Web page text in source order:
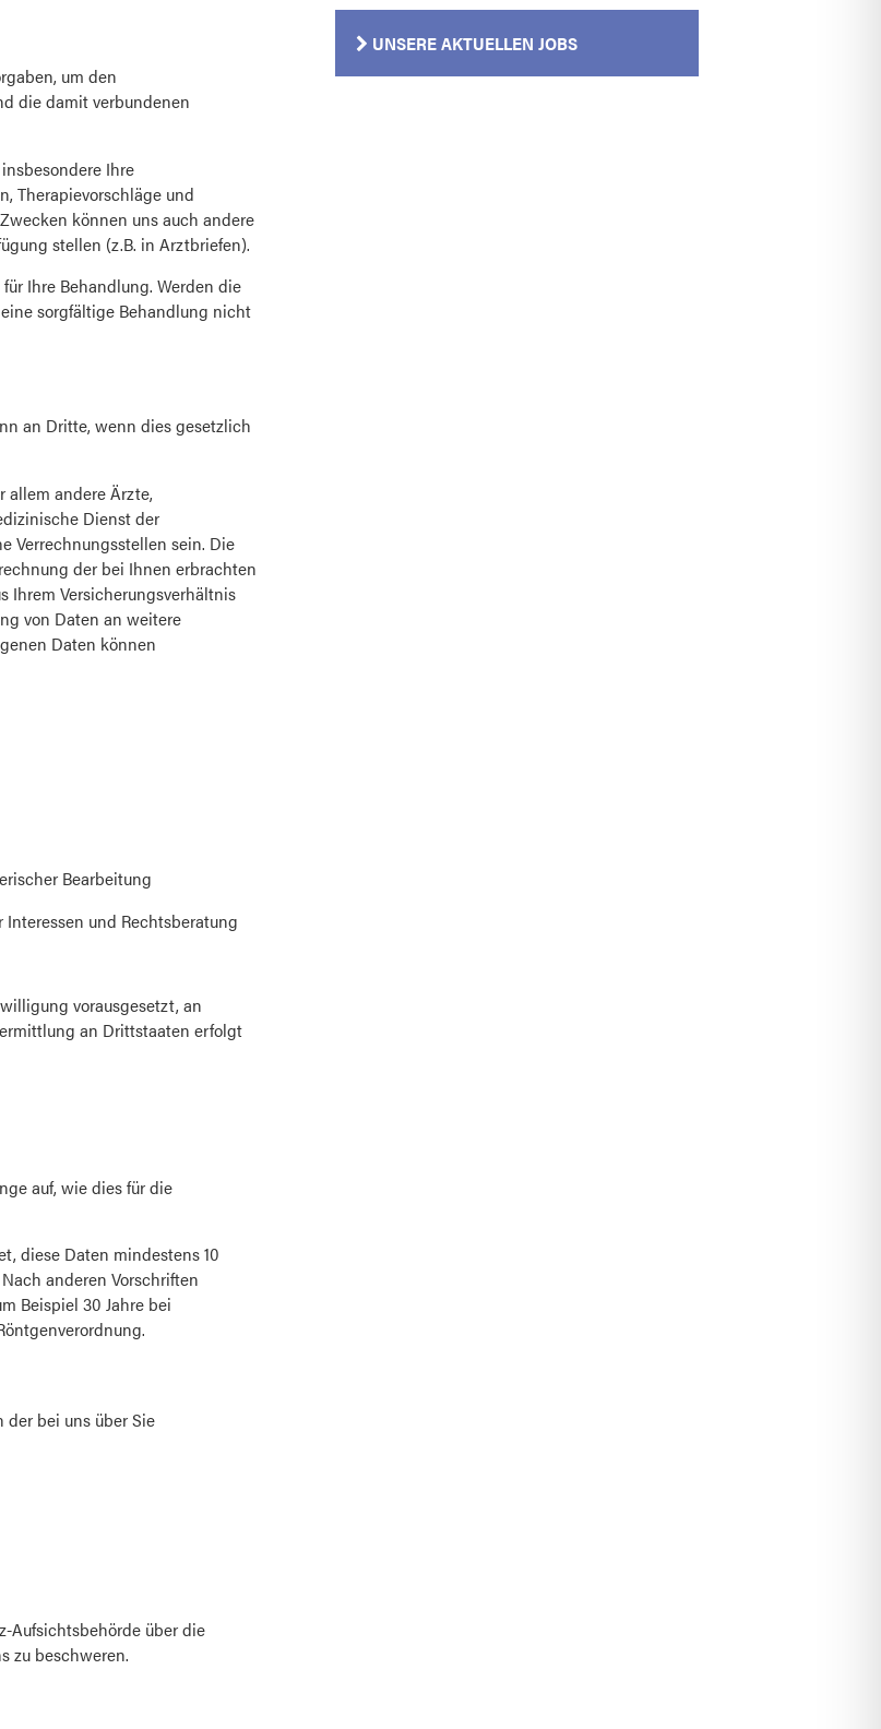
um den
die damit verbundenen
Ihre
Therapievorschläge und
können uns auch andere
stellen (z.B. in Arztbriefen).
Ihre Behandlung. Werden die
sorgfältige Behandlung nicht
an Dritte, wenn dies gesetzlich
allem andere Ärzte,
Dienst der
Verrechnungsstellen sein. Die
der bei Ihnen erbrachten
Ihrem Versicherungsverhältnis
von Daten an weitere
Daten können
Bearbeitung
und Rechtsberatung
vorausgesetzt, an
an Drittstaaten erfolgt
auf, wie dies für die
diese Daten mindestens 10
anderen Vorschriften
Beispiel 30 Jahre bei
bei uns über Sie
Aufsichtsbehörde über die
zu beschweren.
UNSERE AKTUELLEN JOBS